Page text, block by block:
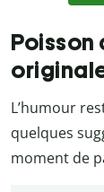
Poisson
L’humour
quelques
moment de